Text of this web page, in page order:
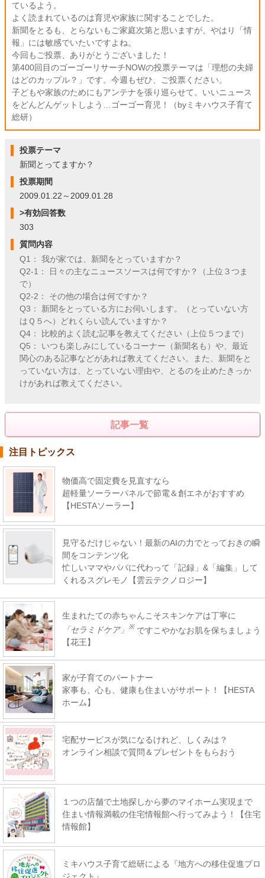
ているよう。
よく読まれているのは育児や家族に関することでした。
新聞をとるも、とらないもご家庭次第と思いますが、やはり「情
報」には敏感でいたいですよね。
今回もご投票、ありがとうございました！
第400回目のゴーゴーリサーチNOWの投票テーマは「理想の夫婦
はどのカップル？」です。今週もぜひ、ご投票ください。
子どもや家族のためにもアンテナを張り巡らせて。いいニュース
をどんどんゲットしよう…ゴーゴー育児！（byミキハウス子育て
総研）
投票テーマ
新聞とってますか？
投票期間
2009.01.22～2009.01.28
>有効回答数
303
質問内容
Q1： 我が家では、新聞をとっていますか？
Q2-1： 日々の主なニュースソースは何ですか？（上位３つま
で）
Q2-2： その他の場合は何ですか？
Q3： 新聞をとっている方にお伺いします。（とっていない方
はＱ５へ）どれくらい読んでいますか？
Q4： 比較的よく読む記事を教えてください（上位５つまで）
Q5： いつも楽しみにしているコーナー（新聞名も）や、最近
関心のある記事などがあれば教えてください。また、新聞をと
っていない方は、とっていない理由や、とるのを止めたきっか
けがあれば教えてください。
記事一覧
注目トピックス
物価高で固定費を見直すなら
超軽量ソーラーパネルで節電＆創エネがおすすめ
【HESTAソーラー】
見守るだけじゃない！最新のAIの力でとっておきの瞬
間をコンテンツ化
忙しいママやパパに代わって「記録」&「編集」して
くれるスグレモノ【雲云テクノロジー】
生まれたての赤ちゃんこそスキンケアは丁寧に
「セラミドケア」
※ ですこやかなお肌を保ちましょう
【花王】
家が子育てのパートナー
家事も、心も、健康も住まいがサポート！【HESTA
ホーム】
宅配サービスが気になるけれど、しくみは？
オンライン相談で質問＆プレゼントをもらおう
１つの店舗で土地探しから夢のマイホーム実現まで
住まい情報満載の住宅情報館へ行ってみよう！【住宅
情報館】
ミキハウス子育て総研による『地方への移住促進プロ